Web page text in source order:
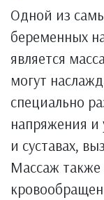
Одной из
беременных
является
могут
специально
напряжения
и суставах,
Массаж также